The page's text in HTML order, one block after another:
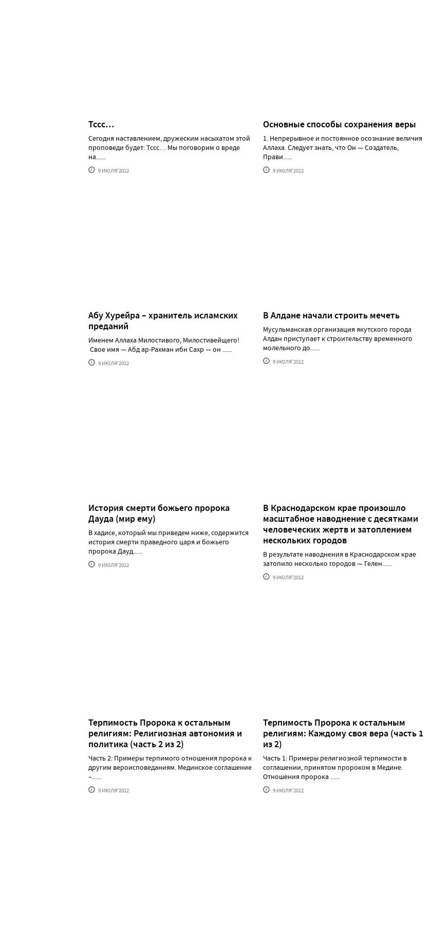
Тссс…
Сегодня наставлением, дружеским насыхатом этой
проповеди будет: Тссс… Мы поговорим о вреде
на......
9 ИЮЛЯ'2012
Основные способы сохранения веры
1. Непрерывное и постоянное осознание величия
Аллаха. Следует знать, что Он — Создатель,
Прави......
9 ИЮЛЯ'2012
Абу Хурейра – хранитель исламских
преданий
Именем Аллаха Милостивого, Милостивейщего!
Свое имя — Абд ар-Рахман ибн Сахр — он ......
9 ИЮЛЯ'2012
В Алдане начали строить мечеть
Мусульманская организация якутского города
Алдан приступает к строительству временного
молельного до......
9 ИЮЛЯ'2012
История смерти божьего пророка
Дауда (мир ему)
В хадисе, который мы приведем ниже, содержится
история смерти праведного царя и божьего
пророка Дауд......
9 ИЮЛЯ'2012
В Краснодарском крае произошло
масштабное наводнение с десятками
человеческих жертв и затоплением
нескольких городов
В результате наводнения в Краснодарском крае
затопило несколько городов — Гелен......
9 ИЮЛЯ'2012
Терпимость Пророка к остальным
религиям: Религиозная автономия и
политика (часть 2 из 2)
Часть 2: Примеры терпимого отношения пророка к
другим вероисповеданиям. Мединское соглашение
–......
9 ИЮЛЯ'2012
Терпимость Пророка к остальным
религиям: Каждому своя вера (часть 1
из 2)
Часть 1: Примеры религиозной терпимости в
соглашении, принятом пророком в Медине.
Отношения пророка ......
9 ИЮЛЯ'2012